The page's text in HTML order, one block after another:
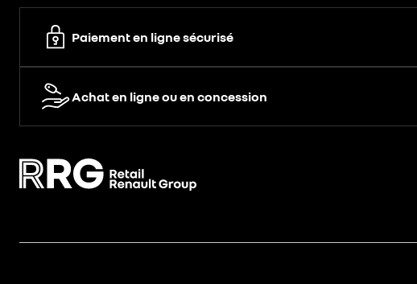
Paiement en ligne sécurisé
Achat en ligne ou en concession